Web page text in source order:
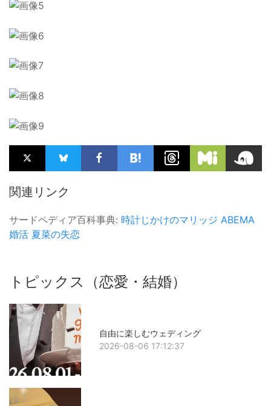
関連リンク
サードペディア百科事典: 時計じかけのマリッジ ABEMA
婚活 夏菜の失恋
トピックス（恋愛・結婚）
自由に楽しむウェディング
2026-08-06 17:12:37